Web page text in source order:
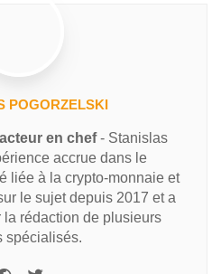
POGORZELSKI
en chef- Stanislas
accrue dans le
liée à la crypto-monnaie et
le sujet depuis 2017 et a
rédaction de plusieurs
spécialisés.